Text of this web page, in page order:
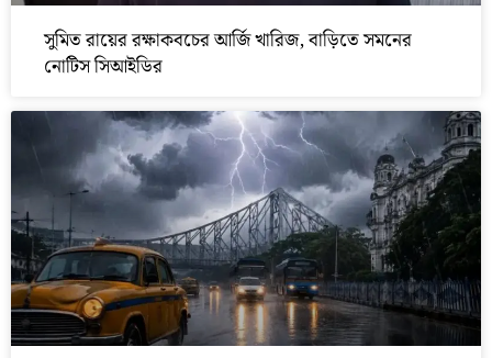
সুমিত রায়ের রক্ষাকবচের আর্জি খারিজ, বাড়িতে সমনের
নোটিস সিআইডির